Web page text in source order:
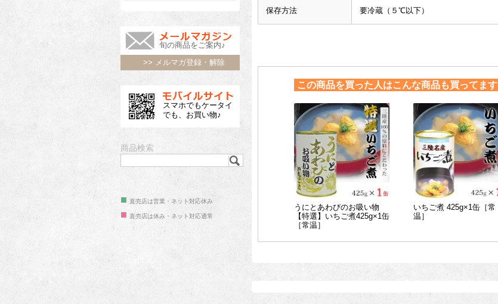
保存方法 要冷蔵（５℃以下）
この商品を買った人はこんな商品も買ってます
うにとあわびのお吸い物
【特選】いちご煮425g×1缶
［常温］
いちご煮 425g×1缶［常
温］
旬の商品をご案内♪
>> メルマガ登録・解除
スマホでもケータイ
でも、お買い物♪
商品検索
■ 直売店は営業・ネット対応休み
■ 直売店は休み・ネット対応通常